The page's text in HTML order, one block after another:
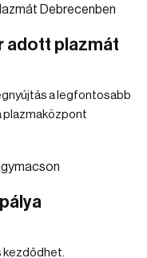
adott plazmát
a legfontosabb
plazmaközpont
kezdődhet.